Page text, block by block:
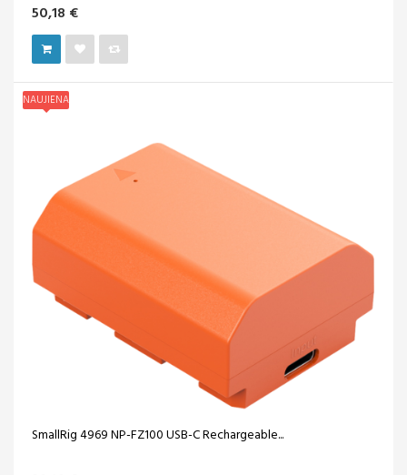
50,18 €
NAUJIENA
SmallRig 4969 NP-FZ100 USB-C Rechargeable...